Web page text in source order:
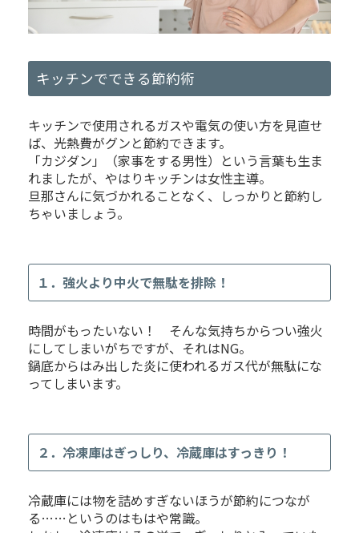
キッチンでできる節約術
キッチンで使用されるガスや電気の使い方を見直せ
ば、光熱費がグンと節約できます。
「カジダン」（家事をする男性）という言葉も生ま
れましたが、やはりキッチンは女性主導。
旦那さんに気づかれることなく、しっかりと節約し
ちゃいましょう。
１．強火より中火で無駄を排除！
時間がもったいない！ そんな気持ちからつい強火
にしてしまいがちですが、それはNG。
鍋底からはみ出した炎に使われるガス代が無駄にな
ってしまいます。
２．冷凍庫はぎっしり、冷蔵庫はすっきり！
冷蔵庫には物を詰めすぎないほうが節約につなが
る……というのはもはや常識。